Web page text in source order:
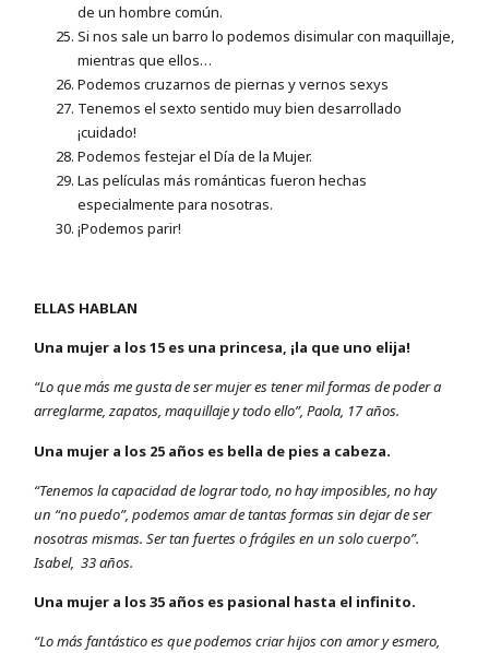
de un hombre común.
Si nos sale un barro lo podemos disimular con maquillaje,
mientras que ellos…
Podemos cruzarnos de piernas y vernos sexys
Tenemos el sexto sentido muy bien desarrollado
¡cuidado!
Podemos festejar el Día de la Mujer.
Las películas más románticas fueron hechas
especialmente para nosotras.
¡Podemos parir!
ELLAS HABLAN
Una mujer a los 15 es una princesa, ¡la que uno elija!
“Lo que más me gusta de ser mujer es tener mil formas de poder a
arreglarme, zapatos, maquillaje y todo ello”, Paola, 17 años.
Una mujer a los 25 años es bella de pies a cabeza.
“Tenemos la capacidad de lograr todo, no hay imposibles, no hay
un “no puedo”, podemos amar de tantas formas sin dejar de ser
nosotras mismas. Ser tan fuertes o frágiles en un solo cuerpo”.
Isabel, 33 años.
Una mujer a los 35 años es pasional hasta el infinito.
“Lo más fantástico es que podemos criar hijos con amor y esmero,